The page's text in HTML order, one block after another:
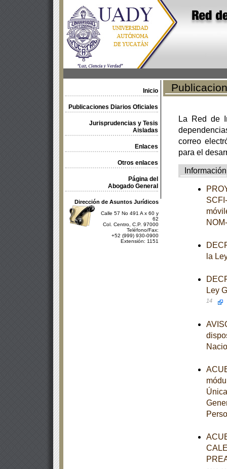
Inicio
Publicaciones Diarios Oficiales
Jurisprudencias y Tesis
Aisladas
Enlaces
Otros enlaces
Página del
Abogado General
Dirección de Asuntos Jurídicos
Calle 57 No 491 A x 60 y
62
Col. Centro, C.P. 97000
Teléfono/Fax:
+52 (999) 930-0900
Extensión: 1151
La Red de
correo
para el
Información
la
Ley
14